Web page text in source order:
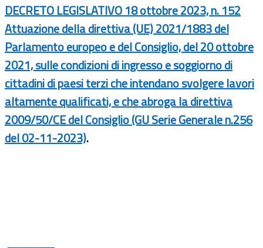
DECRETO LEGISLATIVO 18 ottobre 2023, n. 152
Attuazione della direttiva (UE) 2021/1883 del
Parlamento europeo e del Consiglio, del 20 ottobre
2021, sulle condizioni di ingresso e soggiorno di
cittadini di paesi terzi che intendano svolgere lavori
altamente qualificati, e che abroga la direttiva
2009/50/CE del Consiglio (GU Serie Generale n.256
del 02-11-2023).